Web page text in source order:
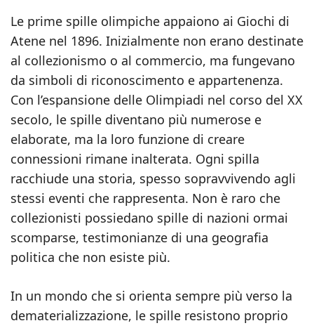
Le prime spille olimpiche appaiono ai Giochi di
Atene nel 1896. Inizialmente non erano destinate
al collezionismo o al commercio, ma fungevano
da simboli di riconoscimento e appartenenza.
Con l’espansione delle Olimpiadi nel corso del XX
secolo, le spille diventano più numerose e
elaborate, ma la loro funzione di creare
connessioni rimane inalterata. Ogni spilla
racchiude una storia, spesso sopravvivendo agli
stessi eventi che rappresenta. Non è raro che
collezionisti possiedano spille di nazioni ormai
scomparse, testimonianze di una geografia
politica che non esiste più.
In un mondo che si orienta sempre più verso la
dematerializzazione, le spille resistono proprio